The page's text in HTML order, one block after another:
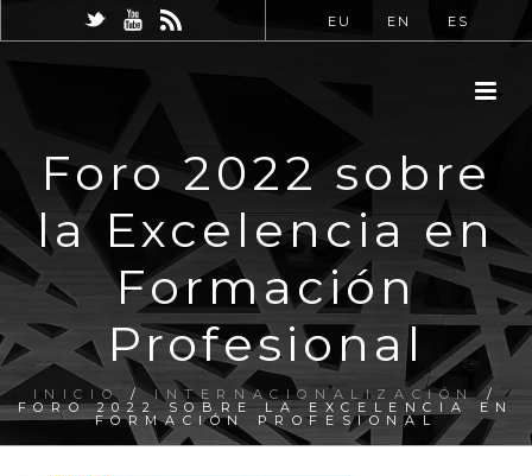
EU EN ES
Foro 2022 sobre
la Excelencia en
Formación
Profesional
INICIO /INTERNACIONALIZACIÓN/
FORO 2022 SOBRE LA EXCELENCIA EN
FORMACIÓN PROFESIONAL